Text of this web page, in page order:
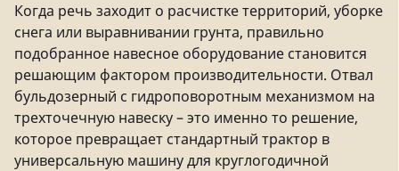
Когда речь заходит о расчистке территорий, уборке
снега или выравнивании грунта, правильно
подобранное навесное оборудование становится
решающим фактором производительности. Отвал
бульдозерный с гидроповоротным механизмом на
трехточечную навеску – это именно то решение,
которое превращает стандартный трактор в
универсальную машину для круглогодичной